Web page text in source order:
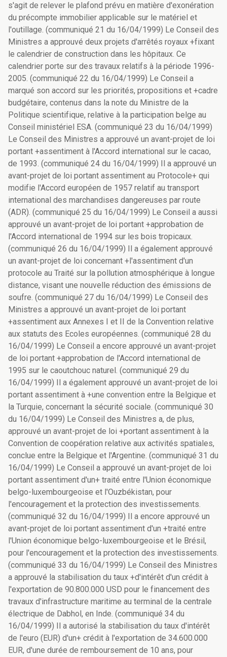
s'agit de relever le plafond prévu en matière d'exonération
du précompte immobilier applicable sur le matériel et
l'outillage. (communiqué 21 du 16/04/1999) Le Conseil des
Ministres a approuvé deux projets d'arrêtés royaux +fixant
le calendrier de construction dans les hôpitaux. Ce
calendrier porte sur des travaux relatifs à la période 1996-
2005. (communiqué 22 du 16/04/1999) Le Conseil a
marqué son accord sur les priorités, propositions et +cadre
budgétaire, contenus dans la note du Ministre de la
Politique scientifique, relative à la participation belge au
Conseil ministériel ESA. (communiqué 23 du 16/04/1999)
Le Conseil des Ministres a approuvé un avant-projet de loi
portant +assentiment à l'Accord international sur le cacao,
de 1993. (communiqué 24 du 16/04/1999) Il a approuvé un
avant-projet de loi portant assentiment au Protocole+ qui
modifie l'Accord européen de 1957 relatif au transport
international des marchandises dangereuses par route
(ADR). (communiqué 25 du 16/04/1999) Le Conseil a aussi
approuvé un avant-projet de loi portant +approbation de
l'Accord international de 1994 sur les bois tropicaux.
(communiqué 26 du 16/04/1999) Il a également approuvé
un avant-projet de loi concernant +l'assentiment d'un
protocole au Traité sur la pollution atmosphérique à longue
distance, visant une nouvelle réduction des émissions de
soufre. (communiqué 27 du 16/04/1999) Le Conseil des
Ministres a approuvé un avant-projet de loi portant
+assentiment aux Annexes I et II de la Convention relative
aux statuts des Ecoles européennes. (communiqué 28 du
16/04/1999) Le Conseil a encore approuvé un avant-projet
de loi portant +approbation de l'Accord international de
1995 sur le caoutchouc naturel. (communiqué 29 du
16/04/1999) Il a également approuvé un avant-projet de loi
portant assentiment à +une convention entre la Belgique et
la Turquie, concernant la sécurité sociale. (communiqué 30
du 16/04/1999) Le Conseil des Ministres a, de plus,
approuvé un avant-projet de loi +portant assentiment à la
Convention de coopération relative aux activités spatiales,
conclue entre la Belgique et l'Argentine. (communiqué 31 du
16/04/1999) Le Conseil a approuvé un avant-projet de loi
portant assentiment d'un+ traité entre l'Union économique
belgo-luxembourgeoise et l'Ouzbékistan, pour
l'encouragement et la protection des investissements.
(communiqué 32 du 16/04/1999) Il a encore approuvé un
avant-projet de loi portant assentiment d'un +traité entre
l'Union économique belgo-luxembourgeoise et le Brésil,
pour l'encouragement et la protection des investissements.
(communiqué 33 du 16/04/1999) Le Conseil des Ministres
a approuvé la stabilisation du taux +d'intérêt d'un crédit à
l'exportation de 90.800.000 USD pour le financement des
travaux d'infrastructure maritime au terminal de la centrale
électrique de Dabhol, en Inde. (communiqué 34 du
16/04/1999) Il a autorisé la stabilisation du taux d'intérêt
de l'euro (EUR) d'un+ crédit à l'exportation de 34.600.000
EUR, d'une durée de remboursement de 10 ans, pour